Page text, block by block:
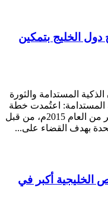
دول الخليج بتمكين
المستدامة والثورة
2030 للتنمية المستدامة: اعتُمدت خطة
2030 للتنمية المستدامة في سبتمبر من العام 2015م، من قبل
بهدف القضاء على...
الخليجية أكبر في